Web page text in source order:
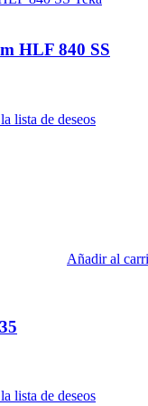
HLF 840 SS
lista de deseos
Añadir al
lista de deseos